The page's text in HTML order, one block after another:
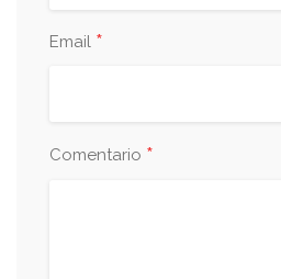
Email *
Comentario *